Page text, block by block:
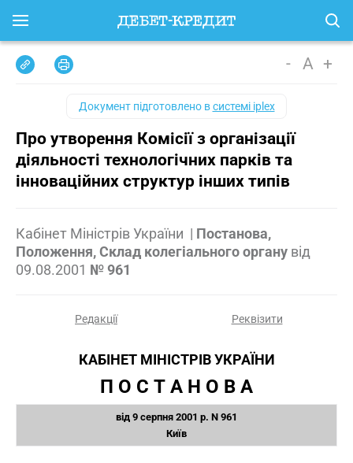
- A +
Документ підготовлено всистемі iplex
Про утворення Комісії з організації
діяльності технологічних парків та
інноваційних структур інших типів
Кабінет Міністрів України | Постанова,
Положення, Склад колегіального органу від
09.08.2001 № 961
Редакції Реквізити
КАБІНЕТ МІНІСТРІВ УКРАЇНИ
П О С Т А Н О В А
від 9 серпня 2001 р. N 961
Київ